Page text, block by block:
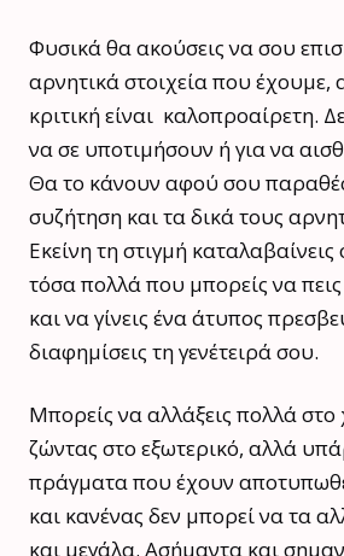
Φυσικά θα ακούσεις να σου
αρνητικά στοιχεία που
κριτική είναι καλοπροαίρετη.
να σε υποτιμήσουν ή για να
Θα το κάνουν αφού σου
συζήτηση και τα δικά τους
Εκείνη τη στιγμή
τόσα πολλά που μπορείς να
και να γίνεις ένα άτυπος
διαφημίσεις τη γενέτειρά σου.
Μπορείς να αλλάξεις πολλά
ζώντας στο εξωτερικό, αλλά
πράγματα που έχουν
και κανένας δεν μπορεί να τα
και μεγάλα. Ασήμαντα και